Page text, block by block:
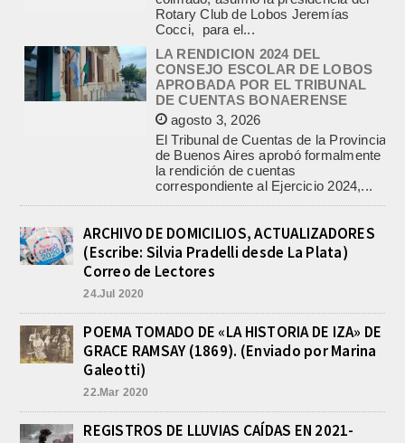
LA RENDICION 2024 DEL
CONSEJO ESCOLAR DE LOBOS
APROBADA POR EL TRIBUNAL
DE CUENTAS BONAERENSE
agosto 3, 2026
El Tribunal de Cuentas de la Provincia
de Buenos Aires aprobó formalmente
la rendición de cuentas
correspondiente al Ejercicio 2024,...
PRE-FEDERAL MASCULINO DE
BASQUET EN CADETES:
ATHLETIC JUEGA EL
TRIANGULAR FINAL
agosto 6, 2026
Por el torneo Pre-federal de Básquet,
el equipo de Cadetes de Athletic, logró
un resonante triunfo ante Morón, y
LOBOS, COLABORACION EN LA
BUSQUEDA DE UNA PERSONA EN
martes, el Intendente Jorge
Etcheverry recibió, por parte de su
ARCHIVO DE DOMICILIOS, ACTUALIZADORES
(Escribe: Silvia Pradelli desde La Plata)
Correo de Lectores
24.Jul 2020
POEMA TOMADO DE «LA HISTORIA DE IZA» DE
GRACE RAMSAY (1869). (Enviado por Marina
Galeotti)
22.Mar 2020
REGISTROS DE LLUVIAS CAÍDAS EN 2021-